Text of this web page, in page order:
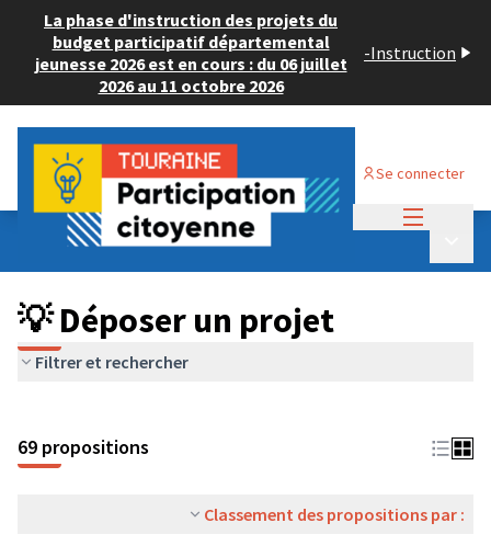
La phase d'instruction des projets du
budget participatif départemental
jeunesse 2026 est en cours : du 06 juillet
2026 au 11 octobre 2026
-Instruction
Se connecter
Budget Participatif ADULTE 2024
💡 Déposer un projet
💡 Déposer un projet
Filtrer et rechercher
69 propositions
Classement des propositions par :